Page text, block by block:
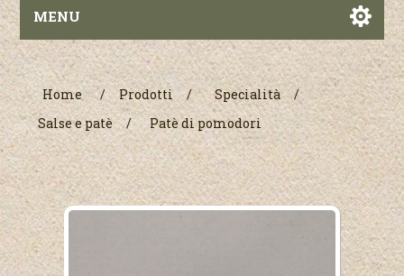
MENU
Home / Prodotti / Specialità
/
Salse e patè
/ Patè di pomodori